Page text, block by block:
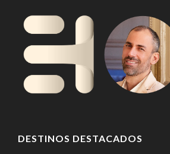
DESTINOS DESTACADOS